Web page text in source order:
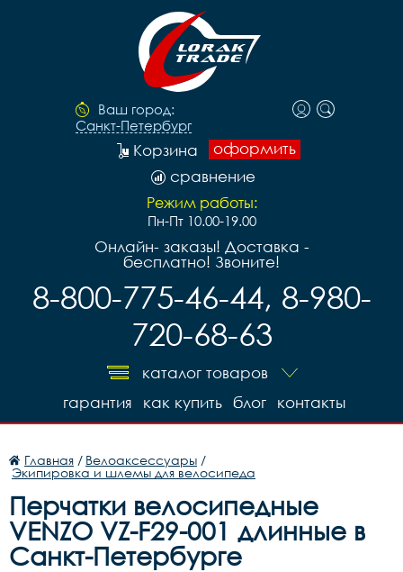
Ваш город:
Санкт-Петербург
оформить
Корзина
сравнение
Режим работы:
Пн-Пт 10.00-19.00
Онлайн- заказы! Доставка -
бесплатно! Звоните!
8-800-775-46-44, 8-980-
720-68-63
каталог товаров
контакты
блог
как купить
гарантия
Главная / Велоаксессуары /
Экипировка и шлемы для велосипеда
Перчатки велосипедные
VENZO VZ-F29-001 длинные в
Санкт-Петербурге